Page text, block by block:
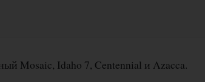
Mosaic, Idaho 7, Centennial и Azacca.